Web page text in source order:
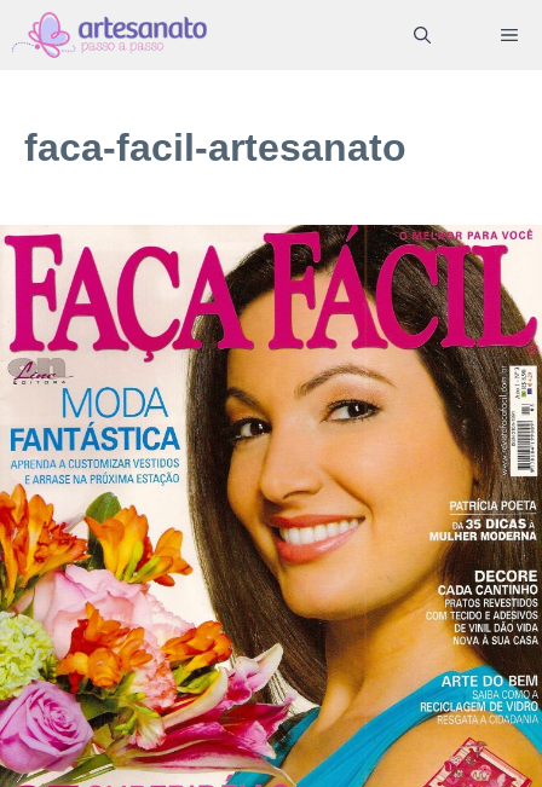
Pular
para
conteúdo
faca-facil-artesanato